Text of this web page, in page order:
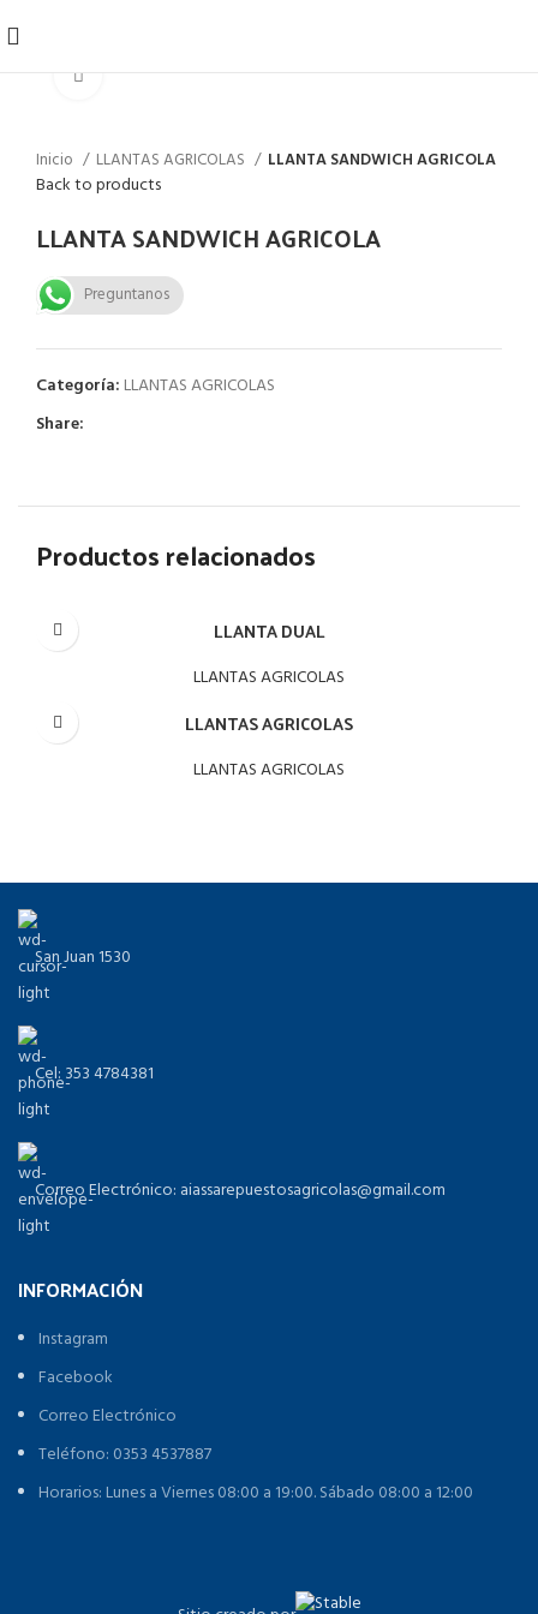
Inicio LLANTAS AGRICOLAS LLANTA SANDWICH AGRICOLA
Back to products
LLANTA SANDWICH AGRICOLA
Preguntanos
Categoría: LLANTAS AGRICOLAS
Share:
Productos relacionados
LLANTA DUAL
LLANTAS AGRICOLAS
LLANTAS AGRICOLAS
LLANTAS AGRICOLAS
San Juan 1530
Cel: 353 4784381
Correo Electrónico: aiassarepuestosagricolas@gmail.com
INFORMACIÓN
Instagram
Facebook
Correo Electrónico
Teléfono: 0353 4537887
Horarios: Lunes a Viernes 08:00 a 19:00. Sábado 08:00 a 12:00